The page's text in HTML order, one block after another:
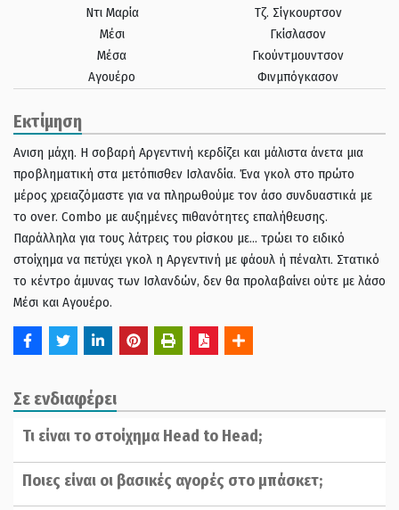
Ντι Μαρία
Μέσι
Μέσα
Αγουέρο
Τζ. Σίγκουρτσον
Γκίσλασον
Γκούντμουντσον
Φινμπόγκασον
Εκτίμηση
Ανιση μάχη. Η σοβαρή Αργεντινή κερδίζει και μάλιστα άνετα μια
προβληματική στα μετόπισθεν Ισλανδία. Ένα γκολ στο πρώτο
μέρος χρειαζόμαστε για να πληρωθούμε τον άσο συνδυαστικά με
το over. Combo με αυξημένες πιθανότητες επαλήθευσης.
Παράλληλα για τους λάτρεις του ρίσκου με… τρώει το ειδικό
στοίχημα να πετύχει γκολ η Αργεντινή με φάουλ ή πέναλτι. Στατικό
το κέντρο άμυνας των Ισλανδών, δεν θα προλαβαίνει ούτε με λάσο
Μέσι και Αγουέρο.
Σε ενδιαφέρει
Τι είναι το στοίχημα Head to Head;
Ποιες είναι οι βασικές αγορές στο μπάσκετ;